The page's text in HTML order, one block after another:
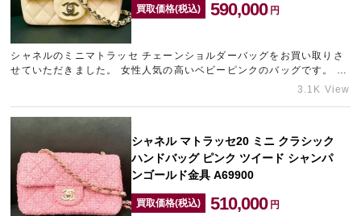
買取価格(税込) 590,000 円
シャネルのミニマトラッセ チェーンショルダーバッグをお買い取りさ
せていただきました。 女性人気の高いベビーピンクのバッグです。 長
期保管による押し跡等は多少ありましたが、使用感の見受けら…3.1K View
シャネル マトラッセ20 ミニ クラシック
ハンドバッグ ピンク ツイード シャンパ
ンゴールド金具 A69900
買取価格(税込) 510,000 円